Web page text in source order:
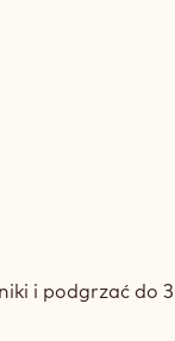
i podgrzać do